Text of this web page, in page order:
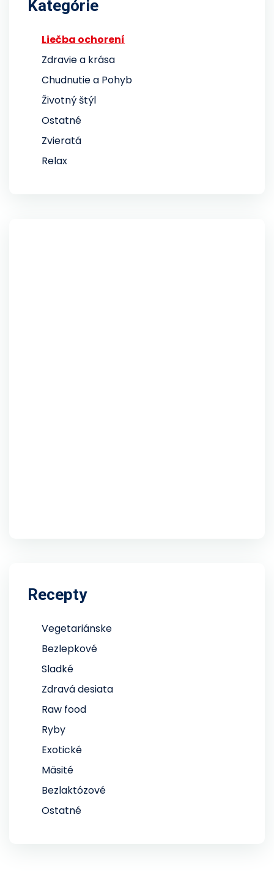
Kategórie
Liečba ochorení
Zdravie a krása
Chudnutie a Pohyb
Životný štýl
Ostatné
Zvieratá
Relax
Recepty
Vegetariánske
Bezlepkové
Sladké
Zdravá desiata
Raw food
Ryby
Exotické
Mäsité
Bezlaktózové
Ostatné